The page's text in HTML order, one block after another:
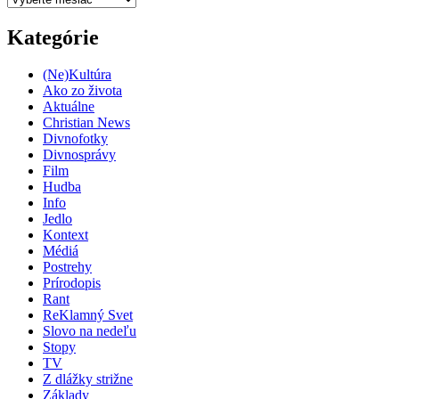
Kategórie
(Ne)Kultúra
Ako zo života
Aktuálne
Christian News
Divnofotky
Divnosprávy
Film
Hudba
Info
Jedlo
Kontext
Médiá
Postrehy
Prírodopis
Rant
ReKlamný Svet
Slovo na nedeľu
Stopy
TV
Z dlážky strižne
Základy